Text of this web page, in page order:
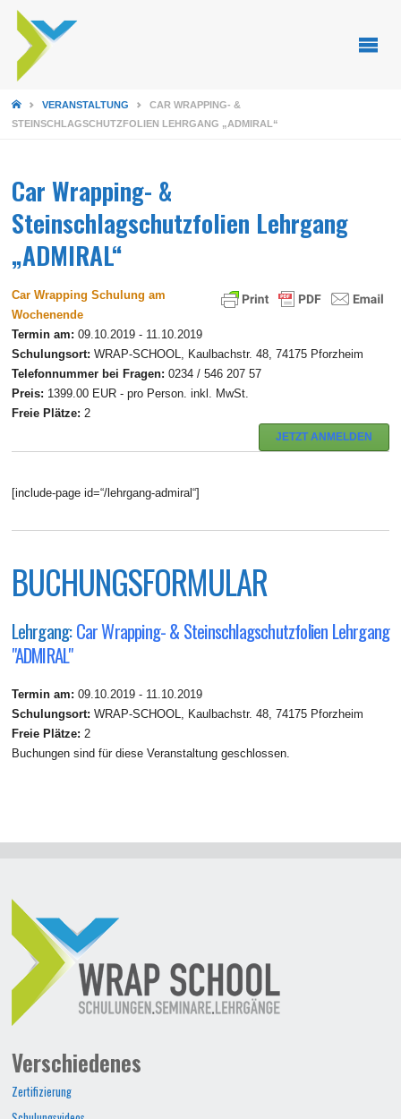
STARTSEITE
VERANSTALTUNG
CAR WRAPPING- &
STEINSCHLAGSCHUTZFOLIEN LEHRGANG „ADMIRAL“
Car Wrapping- &
Steinschlagschutzfolien Lehrgang
„ADMIRAL“
Car Wrapping Schulung am
Wochenende
Termin am: 09.10.2019 - 11.10.2019
Schulungsort: WRAP-SCHOOL, Kaulbachstr. 48, 74175 Pforzheim
Telefonnummer bei Fragen: 0234 / 546 207 57
Preis: 1399.00 EUR - pro Person. inkl. MwSt.
Freie Plätze: 2
JETZT ANMELDEN
[include-page id=“/lehrgang-admiral“]
BUCHUNGSFORMULAR
Lehrgang:Car Wrapping- & Steinschlagschutzfolien Lehrgang
"ADMIRAL"
Termin am: 09.10.2019 - 11.10.2019
Schulungsort: WRAP-SCHOOL, Kaulbachstr. 48, 74175 Pforzheim
Freie Plätze: 2
Buchungen sind für diese Veranstaltung geschlossen.
Verschiedenes
Zertifizierung